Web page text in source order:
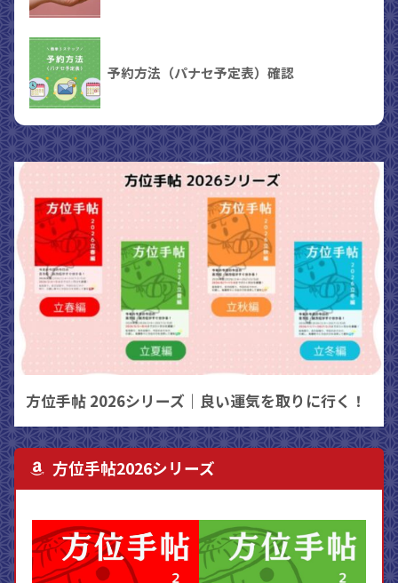
予約方法（パナセ予定表）確認
方位手帖 2026シリーズ｜良い運気を取りに行く！
方位手帖2026シリーズ